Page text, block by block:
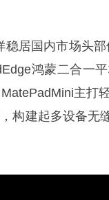
稳居国内市场头
鸿蒙二合一
主打
构建起多设备无